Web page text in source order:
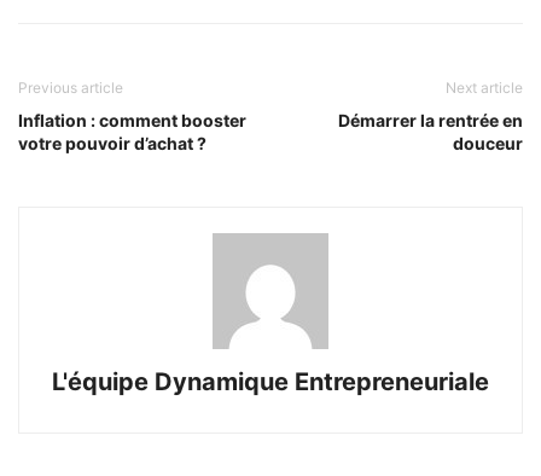
Previous article
Inflation : comment booster
votre pouvoir d’achat ?
Next article
Démarrer la rentrée en
douceur
L'équipe Dynamique Entrepreneuriale